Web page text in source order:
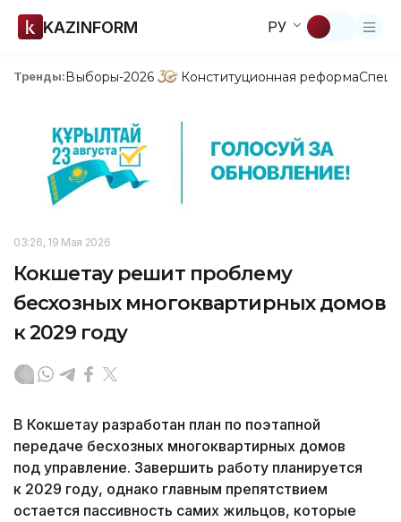
KAZINFORM РУ
Тренды:Выборы-2026 Конституционная реформа
03:26, 19 Мая 2026
Кокшетау решит проблему
бесхозных многоквартирных домов
к 2029 году
В Кокшетау разработан план по поэтапной
передаче бесхозных многоквартирных домов
под управление. Завершить работу планируется
к 2029 году, однако главным препятствием
остается пассивность самих жильцов, которые